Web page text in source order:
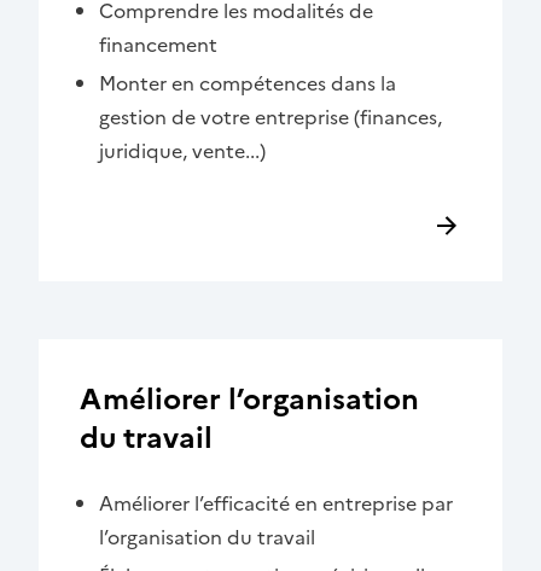
Comprendre les modalités de
financement
Monter en compétences dans la
gestion de votre entreprise (finances,
juridique, vente...)
Améliorer l’organisation
du travail
Améliorer l’efficacité en entreprise par
l’organisation du travail